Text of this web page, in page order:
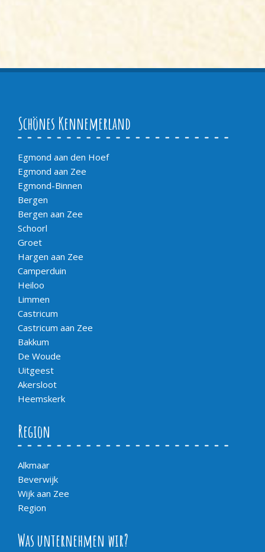
Schönes Kennemerland
Egmond aan den Hoef
Egmond aan Zee
Egmond-Binnen
Bergen
Bergen aan Zee
Schoorl
Groet
Hargen aan Zee
Camperduin
Heiloo
Limmen
Castricum
Castricum aan Zee
Bakkum
De Woude
Uitgeest
Akersloot
Heemskerk
Region
Alkmaar
Beverwijk
Wijk aan Zee
Region
Was unternehmen wir?